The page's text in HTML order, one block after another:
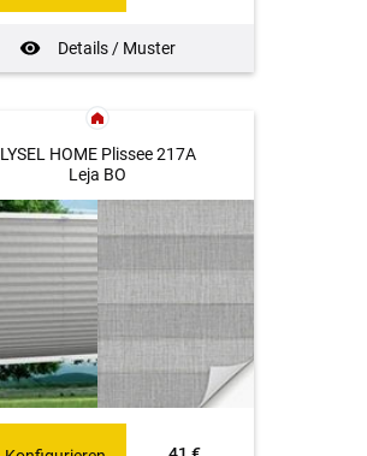
Details / Muster
LYSEL HOME Plissee 217A
Leja BO